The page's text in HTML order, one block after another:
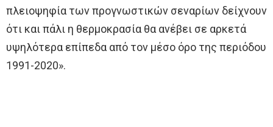
πλειοψηφία των προγνωστικών σεναρίων δείχνουν
ότι και πάλι η θερμοκρασία θα ανέβει σε αρκετά
υψηλότερα επίπεδα από τον μέσο όρο της περιόδου
1991-2020».